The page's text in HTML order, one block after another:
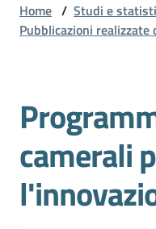
Comunicazione
Studi
e
Statistica
Home / Studi e
Pubblicazioni realizzate
camerali